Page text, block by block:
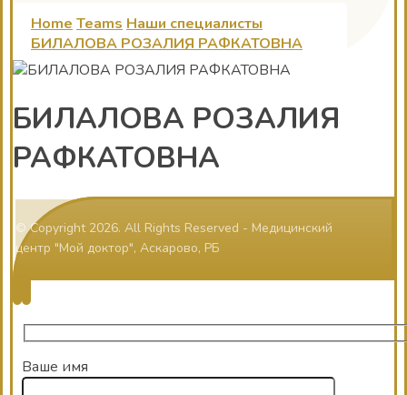
Home Teams Наши специалисты
БИЛАЛОВА РОЗАЛИЯ РАФКАТОВНА
БИЛАЛОВА РОЗАЛИЯ
РАФКАТОВНА
© Copyright 2026. All Rights Reserved - Медицинский
центр "Мой доктор", Аскарово, РБ
Ваше имя